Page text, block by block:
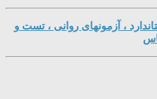
، آزمونهای روانی ، تست و